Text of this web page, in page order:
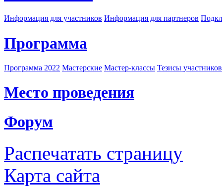
Информация для участников Информация для партнеров
Программа
Программа 2022 Мастерские Мастер-классы Тезисы
Место проведения
Форум
Распечатать страницу
Карта сайта